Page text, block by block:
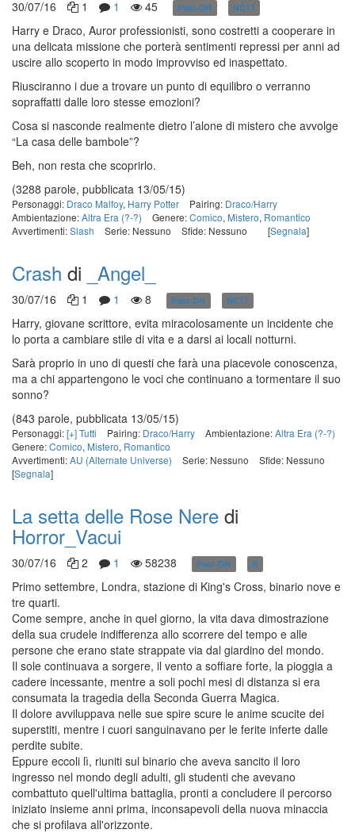
30/07/16 1 1 45 Post-DH NC17
Harry e Draco, Auror professionisti, sono costretti a cooperare in
una delicata missione che porterà sentimenti repressi per anni ad
uscire allo scoperto in modo improvviso ed inaspettato.
Riusciranno i due a trovare un punto di equilibro o verranno
sopraffatti dalle loro stesse emozioni?
Cosa si nasconde realmente dietro l’alone di mistero che avvolge
“La casa delle bambole”?
Beh, non resta che scoprirlo.
(3288 parole, pubblicata 13/05/15)
Personaggi: Draco Malfoy, Harry Potter Pairing: Draco/Harry
Ambientazione:Altra Era (?-?) Genere:Comico, Mistero, Romantico
Avvertimenti:Slash Serie: Nessuno Sfide: Nessuno [Segnala]
Crash di _Angel_
30/07/16 1 1 8 Post-DH NC17
Harry, giovane scrittore, evita miracolosamente un incidente che
lo porta a cambiare stile di vita e a darsi ai locali notturni.
Sarà proprio in uno di questi che farà una piacevole conoscenza,
ma a chi appartengono le voci che continuano a tormentare il suo
sonno?
(843 parole, pubblicata 13/05/15)
Personaggi:[+] Tutti Pairing: Draco/Harry Ambientazione:Altra Era (?-?)
Genere:Comico, Mistero, Romantico
Avvertimenti:AU (Alternate Universe) Serie: Nessuno
Sfide: Nessuno
[Segnala]
La setta delle Rose Nere di
Horror_Vacui
30/07/16 2 1 58238 Post-DH R
Primo settembre, Londra, stazione di King's Cross, binario nove e
tre quarti.
Come sempre, anche in quel giorno, la vita dava dimostrazione
della sua crudele indifferenza allo scorrere del tempo e alle
persone che erano state strappate via dal giardino del mondo.
Il sole continuava a sorgere, il vento a soffiare forte, la pioggia a
cadere incessante, mentre a soli pochi mesi di distanza si era
consumata la tragedia della Seconda Guerra Magica.
Il dolore avviluppava nelle sue spire scure le anime scucite dei
superstiti, mentre i cuori sanguinavano per le ferite inferte dalle
perdite subite.
Eppure eccoli lì, riuniti sul binario che aveva sancito il loro
ingresso nel mondo degli adulti, gli studenti che avevano
combattuto quell'ultima battaglia, pronti a concludere il percorso
iniziato insieme anni prima, inconsapevoli della nuova minaccia
che si profilava all'orizzonte.